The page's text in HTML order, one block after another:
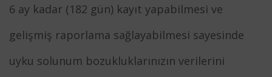
6 ay kadar (182 gün) kayıt yapabilmesi ve
gelişmiş raporlama sağlayabilmesi sayesinde
uyku solunum bozukluklarınızın verilerini